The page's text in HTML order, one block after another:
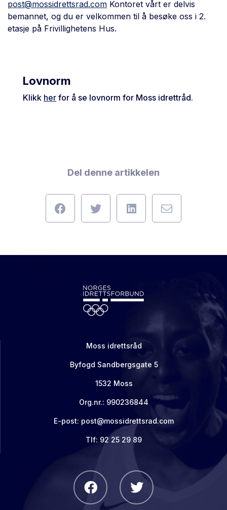
post@mossidrettsrad.com Kontoret vårt er delvis
bemannet, og du er velkommen til å besøke oss i 2.
etasje på Frivillighetens Hus.
Lovnorm
Klikk her for å se lovnorm for Moss idrettråd.
Del denne artikkelen
Moss idrettsråd
Byfogd Sandbergsgate 5
1532 Moss
Org.nr.: 990236844
E-post: post@mossidrettsrad.com
Tlf: 92 25 29 89